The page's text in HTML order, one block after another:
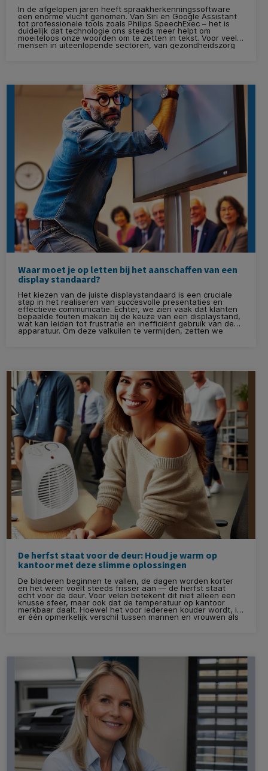
In de afgelopen jaren heeft spraakherkenningssoftware
een enorme vlucht genomen. Van Siri en Google Assistant
tot professionele tools zoals Philips SpeechExec – het is
duidelijk dat technologie ons steeds meer helpt om
moeiteloos onze woorden om te zetten in tekst. Voor veel
mensen in uiteenlopende sectoren, van gezondheidszorg
tot juridische dienstverlening, is spraakherkenning een
Waar moet je op letten bij het aanschaffen van een
display standaard?
Het kiezen van de juiste displaystandaard is een cruciale
stap in het realiseren van succesvolle presentaties en
effectieve communicatie. Echter, we zien vaak dat klanten
bepaalde fouten maken bij de keuze van een displaystand,
wat kan leiden tot frustratie en inefficiënt gebruik van de
apparatuur. Om deze valkuilen te vermijden, zetten we
hieronder de 5 grootste fouten op een rij die je absoluut
De herfst staat voor de deur: Houd je warm op
kantoor met deze slimme oplossingen
De bladeren beginnen te vallen, de dagen worden korter
en het weer voelt steeds frisser aan — de herfst staat
echt voor de deur. Voor velen betekent dit niet alleen een
knusse sfeer, maar ook dat de temperatuur op kantoor
merkbaar daalt. Hoewel het voor iedereen kouder wordt, is
er één opmerkelijk verschil tussen mannen en vrouwen als
het gaat om kou ervaren: vrouwen hebben het gemiddeld